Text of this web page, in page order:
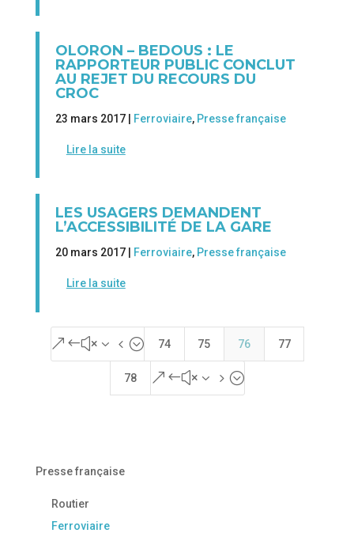
OLORON – BEDOUS : LE
RAPPORTEUR PUBLIC CONCLUT
AU REJET DU RECOURS DU
CROC
23 mars 2017 | Ferroviaire, Presse française
Lire la suite
LES USAGERS DEMANDENT
L’ACCESSIBILITÉ DE LA GARE
20 mars 2017 | Ferroviaire, Presse française
Lire la suite
&#x34; 74 75 76 77
78 &#x35;
Presse française
Routier
Ferroviaire